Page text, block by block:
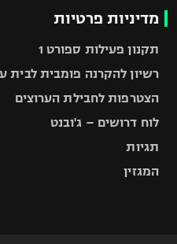
מדיניות פרטיות
תקנון פעילות ספורט 1
רשיון להקרנה פומבית לבית
הצטרפות לחבילת הערוצים
לוח דרושים – ג'ובנט
תגיות
המגזין